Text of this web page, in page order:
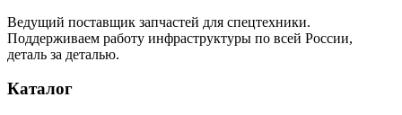
Ведущий поставщик запчастей для спецтехники.
Поддерживаем работу инфраструктуры по всей России,
деталь за деталью.
Каталог